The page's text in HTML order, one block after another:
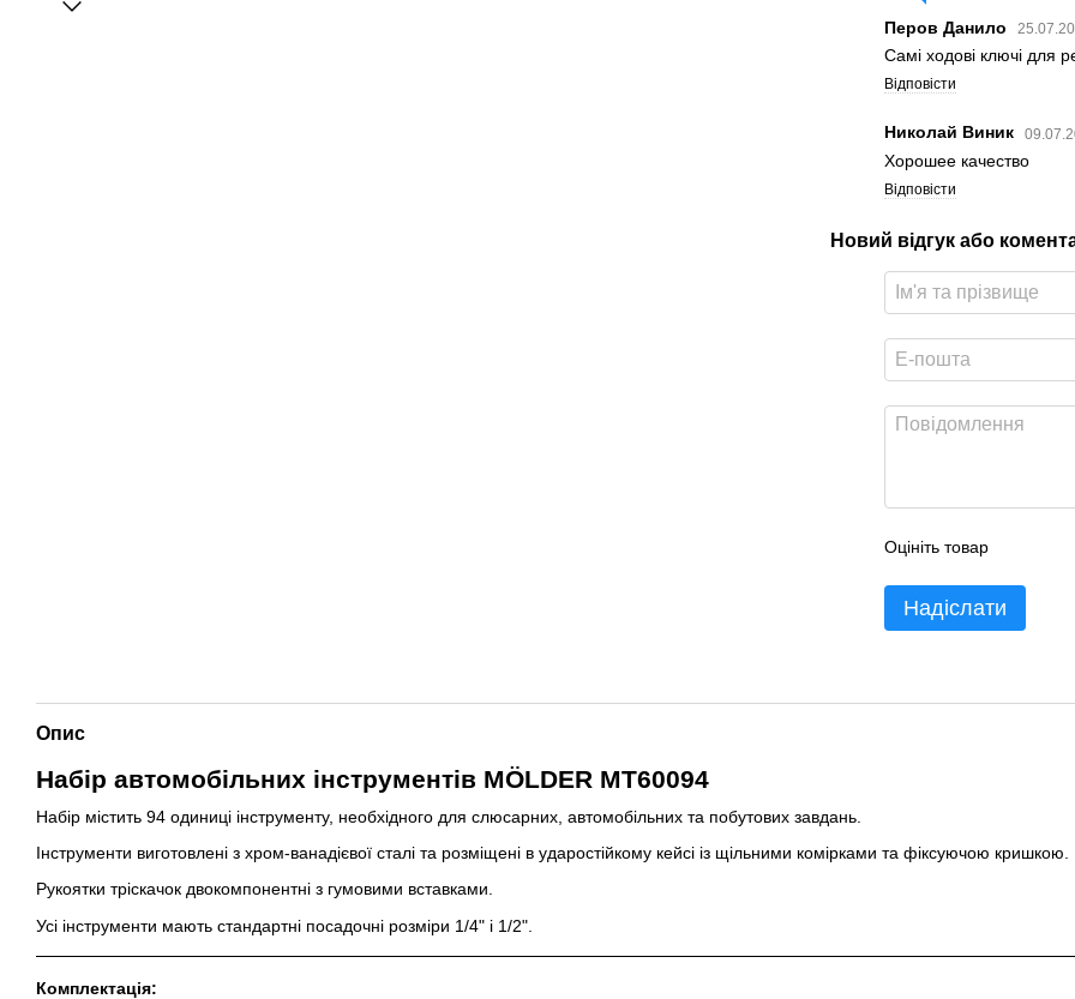
Перов Данило
Самі ходові ключі для
Відповісти
Николай Виник
Хорошее качество
Відповісти
Новий відгук або
Оцініть товар
Надіслати
Опис
Набір автомобільних інструментів MÖLDER MT60094
Набір містить 94 одиниці інструменту, необхідного для слюсарних, автомобільних та побутових завдань.
Інструменти виготовлені з хром-ванадієвої сталі та розміщені в ударостійкому кейсі із щільними комірками та фіксуючою кришкою.
Рукоятки тріскачок двокомпонентні з гумовими вставками.
Усі інструменти мають стандартні посадочні розміри 1/4" і 1/2".
Комплектація: